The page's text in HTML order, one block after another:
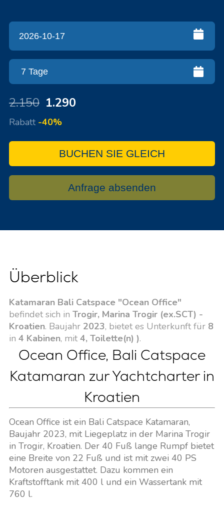
2.150 1.290
Rabatt -40%
BUCHEN SIE GLEICH
Anfrage absenden
Überblick
Katamaran Bali Catspace "Ocean Office"
befindet sich in Trogir, Marina Trogir (ex.SCT) -
Kroatien. Baujahr 2023, bietet es Unterkunft für 8
in 4 Kabinen, mit 4, Toilette(n) ).
Ocean Office, Bali Catspace
Katamaran zur Yachtcharter in
Kroatien
Ocean Office ist ein Bali Catspace Katamaran,
Baujahr 2023, mit Liegeplatz in der Marina Trogir
in Trogir, Kroatien. Der 40 Fuß lange Rumpf bietet
eine Breite von 22 Fuß und ist mit zwei 40 PS
Motoren ausgestattet. Dazu kommen ein
Kraftstofftank mit 400 l und ein Wassertank mit
760 l.